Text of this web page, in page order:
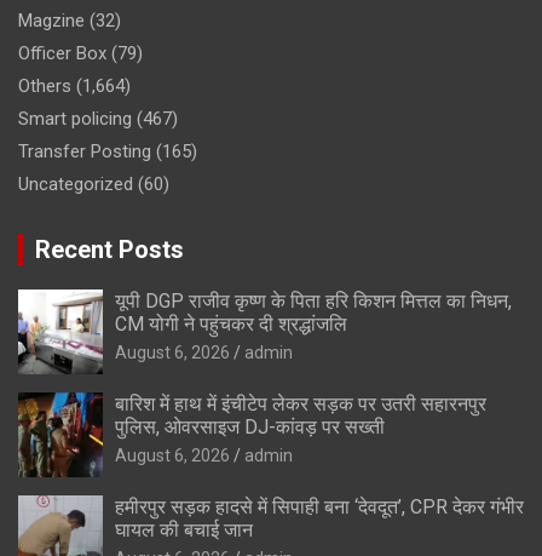
Magzine (32)
Officer Box (79)
Others (1,664)
Smart policing (467)
Transfer Posting (165)
Uncategorized (60)
Recent Posts
यूपी DGP राजीव कृष्ण के पिता हरि किशन मित्तल का निधन,
CM योगी ने पहुंचकर दी श्रद्धांजलि
August 6, 2026 admin
बारिश में हाथ में इंचीटेप लेकर सड़क पर उतरी सहारनपुर
पुलिस, ओवरसाइज DJ-कांवड़ पर सख्ती
August 6, 2026 admin
हमीरपुर सड़क हादसे में सिपाही बना ‘देवदूत’, CPR देकर गंभीर
घायल की बचाई जान